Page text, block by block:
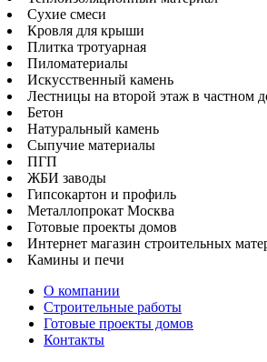
Сухие смеси
Кровля для крыши
Плитка тротуарная
Пиломатериалы
Искусственный камень
Лестницы на второй этаж в частном
Бетон
Натуральный камень
Сыпучие материалы
ПГП
ЖБИ заводы
Гипсокартон и профиль
Металлопрокат Москва
Готовые проекты домов
Интернет магазин строительных
Камины и печи
О компании
Строительные работы
Готовые проекты домов
Контакты